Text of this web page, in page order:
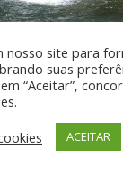
por UIA WEB
nosso site para
suas
“Aceitar”,
ACEITAR